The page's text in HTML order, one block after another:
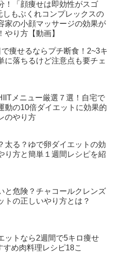
！「顔痩せは即効性がスゴ
しもぶくれコンプレックスの
家の小顔マッサージの効果が
やり方【動画】
で痩せるならプチ断食！2~3キ
に落ちるけど注意点も要チェ
メニュー厳選７選！自宅で
動の10倍ダイエットに効果的
のやり方
太る？ゆで卵ダイエットの効
り方と簡単１週間レシピを紹
と危険？チャコールクレンズ
トの正しいやり方とは？
ットなら2週間で5キロ痩せ
すめ肉料理レシピ18こ